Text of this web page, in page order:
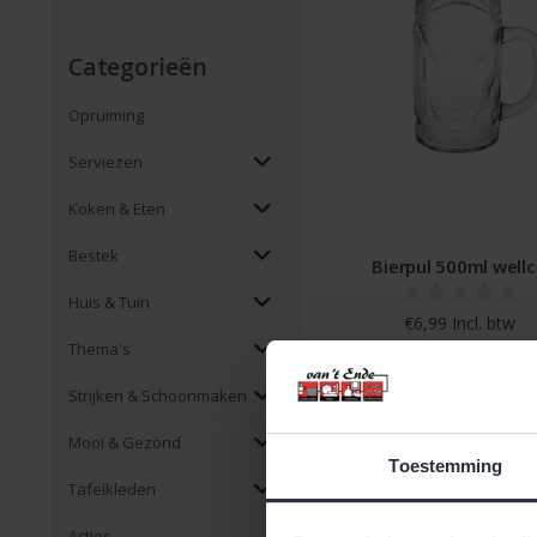
Toestemming
Categorieën
Opruiming
Serviezen
Koken & Eten
Bestek
Huis & Tuin
Thema's
Strijken & Schoonmaken
Mooi & Gezond
Tafelkleden
Bierpul 500ml
€6,99 Incl. btw
€5,78 Excl. btw